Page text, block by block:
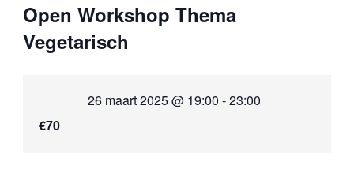
Open Workshop Thema
Vegetarisch
26 maart 2025 @ 19:00 -23:00
€70